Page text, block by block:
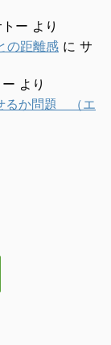
ー より
の距離感 に サ
より
るか問題 （エ